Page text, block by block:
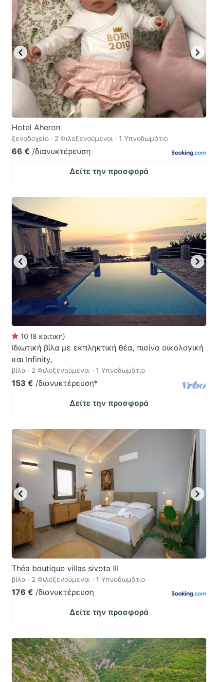
Hotel Aheron
ξενοδοχείο · 2 Φιλοξενούμενοι · 1 Υπνοδωμάτιο
66 € /διανυκτέρευση
Δείτε την προσφορά
10 (8 κριτική)
Ιδιωτική βίλα με εκπληκτική θέα, πισίνα οικολογική
και Infinity,
βίλα · 2 Φιλοξενούμενοι · 1 Υπνοδωμάτιο
153 € /διανυκτέρευση*
Δείτε την προσφορά
Théa boutique villas sivota III
βίλα · 2 Φιλοξενούμενοι · 1 Υπνοδωμάτιο
176 € /διανυκτέρευση
Δείτε την προσφορά